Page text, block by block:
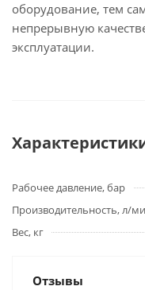
оборудование, тем
непрерывную
эксплуатации.
Рабочее давление, бар
Производительность, л/
Вес, кг
Отзывы